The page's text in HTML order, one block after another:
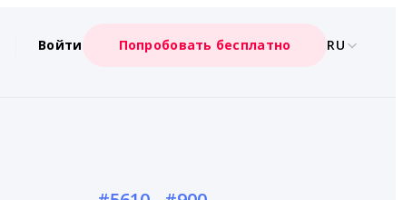
Войти Попробовать бесплатно RU